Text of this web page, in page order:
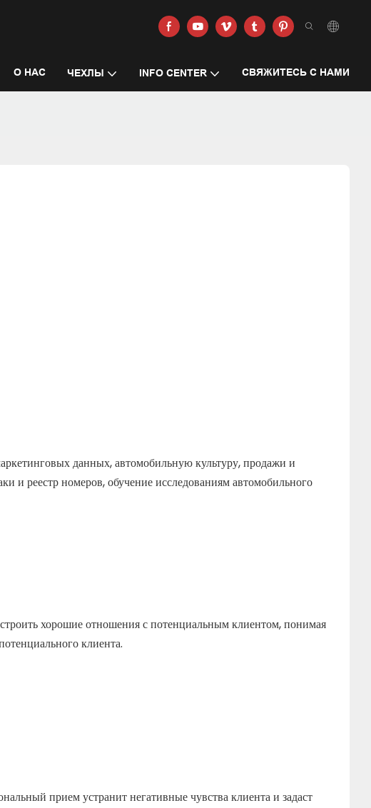
О НАС ЧЕХЛЫ INFO CENTER СВЯЖИТЕСЬ С НАМИ
данных, автомобильную культуру, продажи и
и реестр номеров, обучение исследованиям автомобильного
хорошие отношения с потенциальным клиентом, понимая
клиента.
прием устранит негативные чувства клиента и задаст